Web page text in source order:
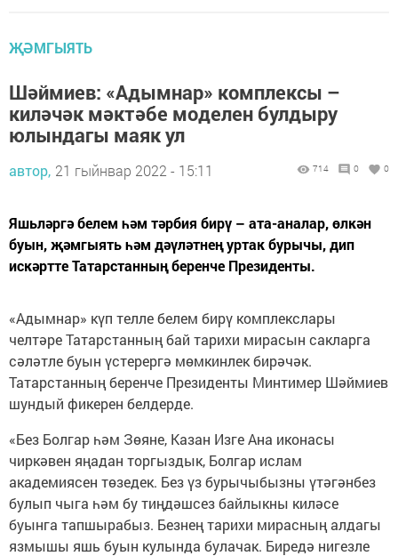
ҖӘМГЫЯТЬ
Шәймиев: «Адымнар» комплексы –
киләчәк мәктәбе моделен булдыру
юлындагы маяк ул
автор, 21 гыйнвар 2022 - 15:11 714 0 0
Яшьләргә белем һәм тәрбия бирү – ата-аналар, өлкән
буын, җәмгыять һәм дәүләтнең уртак бурычы, дип
искәртте Татарстанның беренче Президенты.
«Адымнар» күп телле белем бирү комплекслары
челтәре Татарстанның бай тарихи мирасын сакларга
сәләтле буын үстерергә мөмкинлек бирәчәк.
Татарстанның беренче Президенты Минтимер Шәймиев
шундый фикерен белдерде.
«Без Болгар һәм Зөяне, Казан Изге Ана иконасы
чиркәвен яңадан торгыздык, Болгар ислам
академиясен төзедек. Без үз бурычыбызны үтәгәнбез
булып чыга һәм бу тиңдәшсез байлыкны киләсе
буынга тапшырабыз. Безнең тарихи мирасның алдагы
язмышы яшь буын кулында булачак. Биредә нигезле